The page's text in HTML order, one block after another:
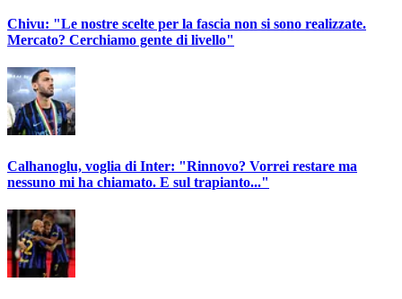
Chivu: "Le nostre scelte per la fascia non si sono realizzate.
Mercato? Cerchiamo gente di livello"
Calhanoglu, voglia di Inter: "Rinnovo? Vorrei restare ma
nessuno mi ha chiamato. E sul trapianto..."